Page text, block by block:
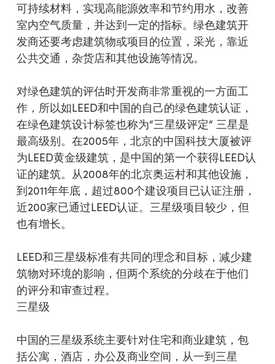
可持续材料，实现高能源效率和节约用水，改善
室内空气质量，并达到一定的指标。绿色建筑开
发商还要考虑建筑物或项目的位置，采光，靠近
公共交通，杂货店和其他设施等情况。
对绿色建筑的评估时开发商非常重视的一方面工
作，所以如LEED和中国的自己的绿色建筑认证，
在绿色建筑设计标签也称为“三星级评定“ 三星是
最高级别。在2005年，北京的中国科技大厦被评
为LEED黄金级建筑，是中国的第一个获得LEED认
证的建筑。从2008年的北京奥运村和其他设施，
到2011年年底，超过800个建设项目已认证注册，
近200家已通过LEED认证。三星级项目较少，但
也有增长。
LEED和三星级标准有共同的理念和目标，减少建
筑物对环境的影响，但两个系统的分歧在于他们
的评分和审查过程。
三星级
中国的三星级系统主要针对住宅和商业建筑，包
括公寓，酒店，办公及商业空间，从一到三星